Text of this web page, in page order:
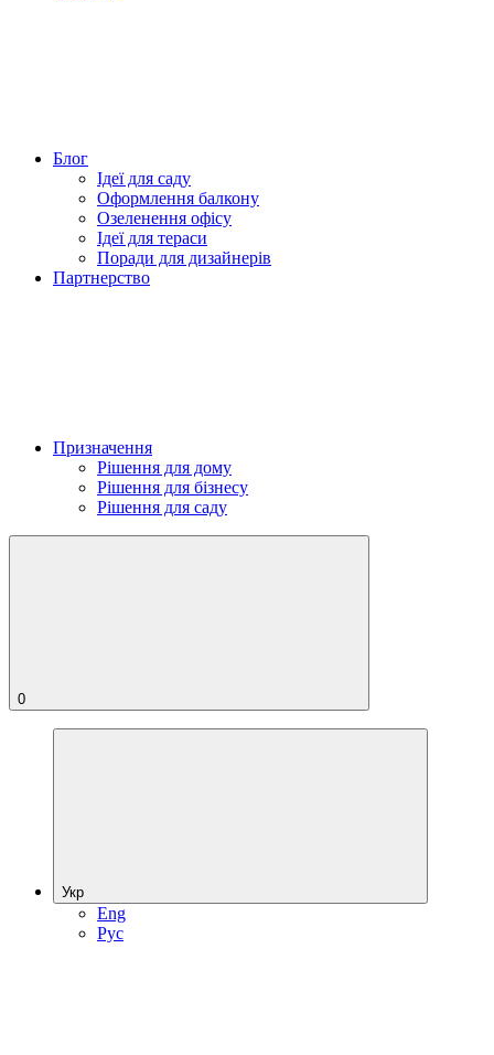
Блог
Ідеї для саду
Оформлення балкону
Озеленення офісу
Ідеї для тераси
Поради для дизайнерів
Партнерство
Призначення
Рішення для дому
Рішення для бізнесу
Рішення для саду
0
Укр
Eng
Рус